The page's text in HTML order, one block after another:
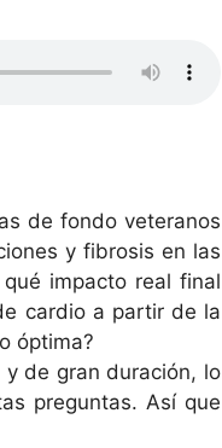
de fondo veteranos
y fibrosis en las
impacto real final
cardio a partir de la
óptima?
de gran duración, lo
preguntas. Así que